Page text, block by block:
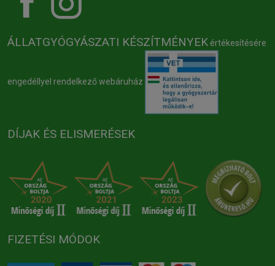
ÁLLATGYÓGYÁSZATI KÉSZÍTMÉNYEK értékesítésére
engedéllyel rendelkező webáruház
DÍJAK ÉS ELISMERÉSEK
FIZETÉSI MÓDOK